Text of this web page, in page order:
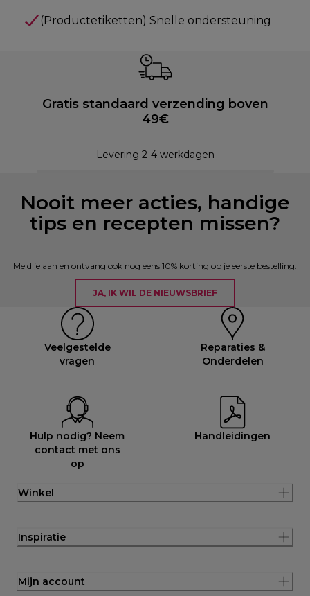
(Productetiketten) Snelle ondersteuning
Gratis standaard verzending boven
49€
Levering 2-4 werkdagen
Nooit meer acties, handige
tips en recepten missen?
Meld je aan en ontvang ook nog eens 10% korting op je eerste bestelling.
JA, IK WIL DE NIEUWSBRIEF
Veelgestelde
vragen
Reparaties &
Onderdelen
Hulp nodig? Neem
contact met ons
op
Handleidingen
Winkel
Inspiratie
Mijn account